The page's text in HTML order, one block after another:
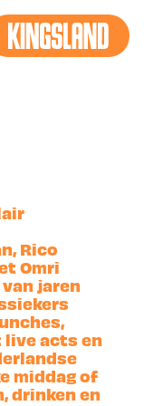
Rico
Omri
jaren
acts en
middag of
drinken en